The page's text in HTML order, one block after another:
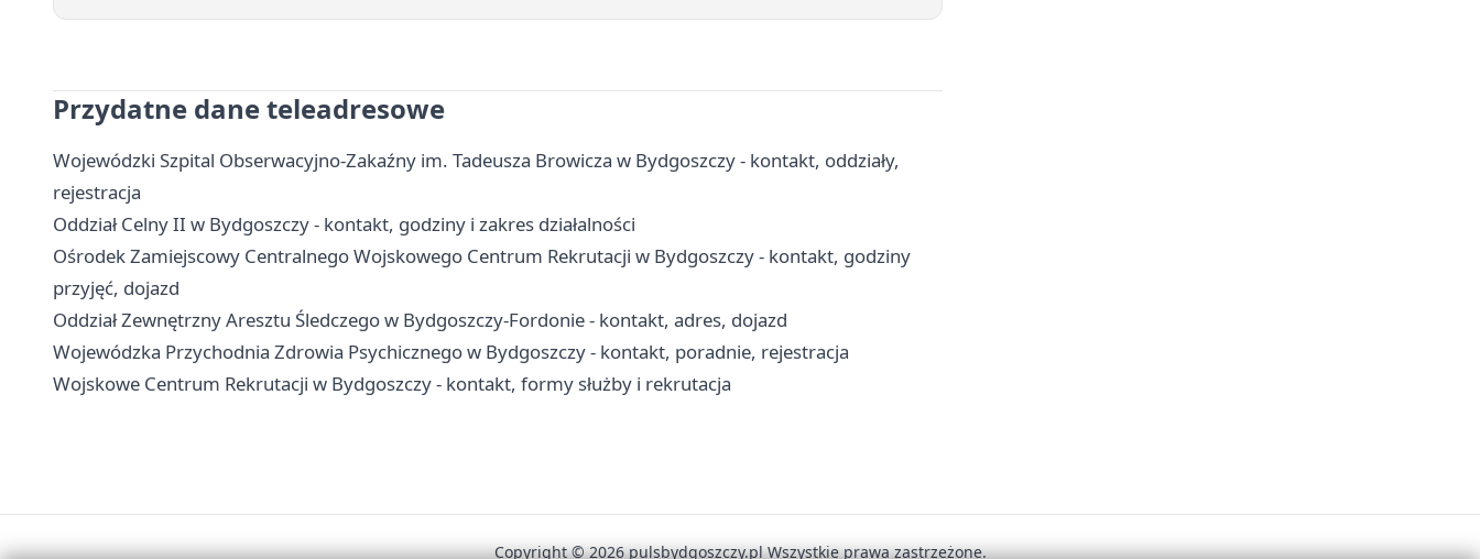
Przydatne dane teleadresowe
Wojewódzki Szpital Obserwacyjno-Zakaźny im. Tadeusza Browicza w Bydgoszczy - kontakt, oddziały,
rejestracja
Oddział Celny II w Bydgoszczy - kontakt, godziny i zakres działalności
Ośrodek Zamiejscowy Centralnego Wojskowego Centrum Rekrutacji w Bydgoszczy - kontakt, godziny
przyjęć, dojazd
Oddział Zewnętrzny Aresztu Śledczego w Bydgoszczy-Fordonie - kontakt, adres, dojazd
Wojewódzka Przychodnia Zdrowia Psychicznego w Bydgoszczy - kontakt, poradnie, rejestracja
Wojskowe Centrum Rekrutacji w Bydgoszczy - kontakt, formy służby i rekrutacja
Copyright © 2026 pulsbydgoszczy.pl Wszystkie prawa zastrzeżone.